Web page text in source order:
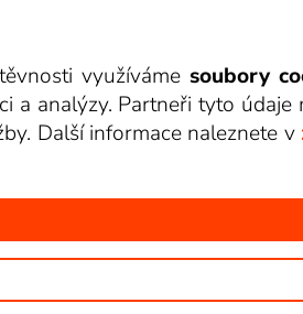
využívámesoubory
a analýzy. Partneři tyto
Další informace naleznete v